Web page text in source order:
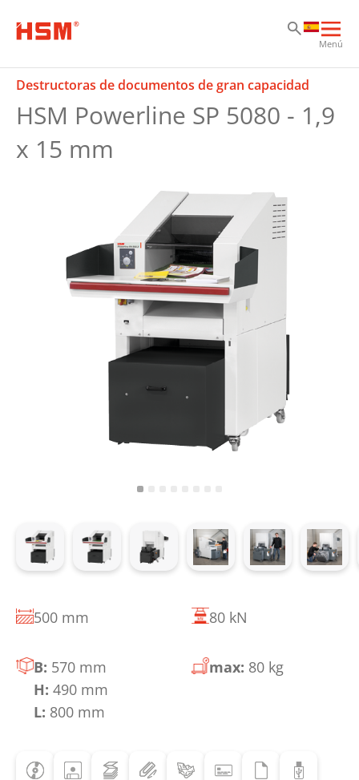
Menú
Destructoras de documentos de gran capacidad
HSM Powerline SP 5080 - 1,9
x 15 mm
500 mm 80 kN
B: 570 mm
H: 490 mm
L: 800 mm
max: 80 kg